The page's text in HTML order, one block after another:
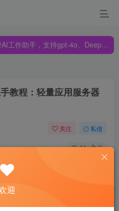
支持gpt-4o、DeepSeek、Claude🔥🔥🔥🔥
支持gpt-4o、DeepSeek、Claude🔥🔥🔥🔥
教程：轻量应用服务器
关注 私信
44 0
服务，这就离不开云主机
轻量应用服务器”，很适合新
迎